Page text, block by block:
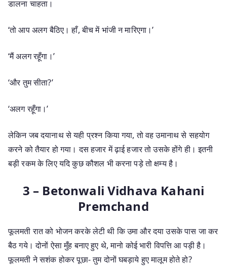
डालना चाहता।
‘तो आप अलग बैठिए। हाँ, बीच में भांजी न मारिएगा।’
‘मैं अलग रहूँगा।’
‘और तुम सीता?’
‘अलग रहूँगा।’
लेकिन जब दयानाथ से यही प्रश्न किया गया, तो वह उमानाथ से सहयोग
करने को तैयार हो गया। दस हजार में ढ़ाई हजार तो उसके होंगे ही। इतनी
बड़ी रकम के लिए यदि कुछ कौशल भी करना पड़े तो क्षम्य है।
3 – Betonwali Vidhava Kahani
Premchand
फूलमती रात को भोजन करके लेटी थी कि उमा और दया उसके पास जा कर
बैठ गये। दोनों ऐसा मुँह बनाए हुए थे, मानो कोई भारी विपत्ति आ पड़ी है।
फूलमती ने सशंक होकर पूछा- तुम दोनों घबड़ाये हुए मालूम होते हो?